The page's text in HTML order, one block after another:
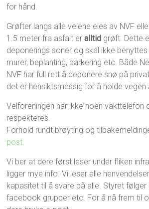
for hånd.
Grøfter langs alle veiene eies av NVF
1.5 meter fra asfalt eralltid grøft. Dette
deponerings soner og skal ikke benyttes
murer, beplanting, parkering etc. Både
NVF har full rett å deponere snø på
det er hensiktsmessig for å holde vegen
Velforeningen har ikke noen vakttelefon
respekteres.
Forhold rundt brøyting og
post.
Vi ber at dere først leser under fliken
ligger mye info. Vi leser alle
kapasitet til å svare på alle. Styret følger
facebook grupper etc. For å nå frem til